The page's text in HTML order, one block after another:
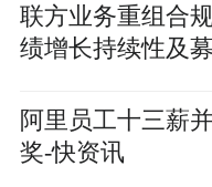
联方业务重组合
绩增长持续性及
阿里员工十三薪
奖-快资讯